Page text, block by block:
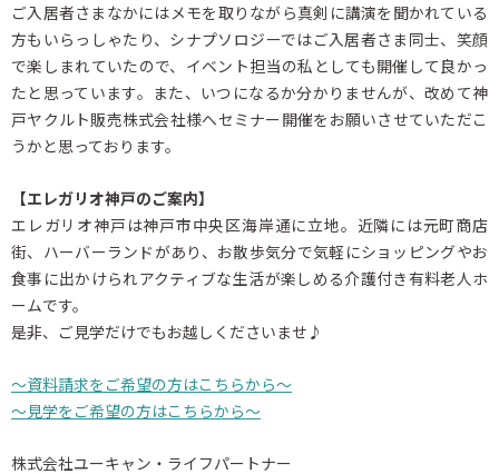
ご入居者さまなかにはメモを取りながら真剣に講演を聞かれている
方もいらっしゃたり、シナプソロジーではご入居者さま同士、笑顔
で楽しまれていたので、イベント担当の私としても開催して良かっ
たと思っています。また、いつになるか分かりませんが、改めて神
戸ヤクルト販売株式会社様へセミナー開催をお願いさせていただこ
うかと思っております。
【エレガリオ神戸のご案内】
エレガリオ神戸は神戸市中央区海岸通に立地。近隣には元町商店
街、ハーバーランドがあり、お散歩気分で気軽にショッピングやお
食事に出かけられアクティブな生活が楽しめる介護付き有料老人ホ
ームです。
是非、ご見学だけでもお越しくださいませ♪
～資料請求をご希望の方はこちらから～
～見学をご希望の方はこちらから～
株式会社ユーキャン・ライフパートナー